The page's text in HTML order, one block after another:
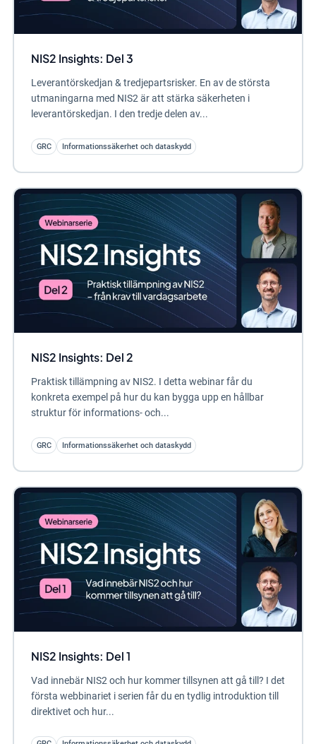
NIS2 Insights: Del 3
Leverantörskedjan & tredjepartsrisker. En av de största
utmaningarna med NIS2 är att stärka säkerheten i
leverantörskedjan. I den tredje delen av...
GRC Informationssäkerhet och dataskydd
NIS2 Insights: Del 2
Praktisk tillämpning av NIS2. I detta webinar får du
konkreta exempel på hur du kan bygga upp en hållbar
struktur för informations- och...
GRC Informationssäkerhet och dataskydd
NIS2 Insights: Del 1
Vad innebär NIS2 och hur kommer tillsynen att gå till? I det
första webbinariet i serien får du en tydlig introduktion till
direktivet och hur...